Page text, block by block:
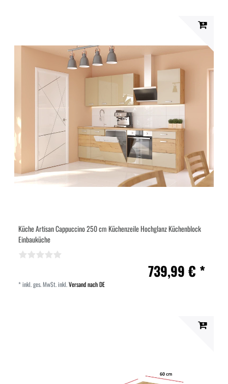
Küche Artisan Cappuccino 250 cm Küchenzeile Hochglanz Küchenblock
Einbauküche
739,99 € *
*inkl. ges. MwSt.inkl.Versand nach DE